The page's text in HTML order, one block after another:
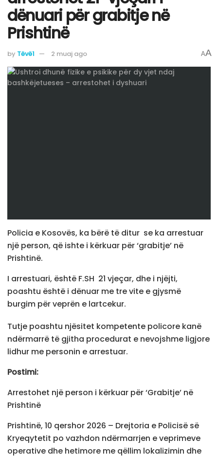
dënuari për grabitje në
Prishtinë
by Tëvë1 2 muaj ago AA
Policia e Kosovës, ka bërë të ditur se ka arrestuar
një person, që ishte i kërkuar për ‘grabitje’ në
Prishtinë.
I arrestuari, është F.SH 21 vjeçar, dhe i njëjti,
poashtu është i dënuar me tre vite e gjysmë
burgim për veprën e lartcekur.
Tutje poashtu njësitet kompetente policore kanë
ndërmarrë të gjitha procedurat e nevojshme ligjore
lidhur me personin e arrestuar.
Postimi:
Arrestohet një person i kërkuar për ‘Grabitje’ në
Prishtinë
Prishtinë, 10 qershor 2026 – Drejtoria e Policisë së
Kryeqytetit po vazhdon ndërmarrjen e veprimeve
operative dhe hetimore me qëllim lokalizimin dhe